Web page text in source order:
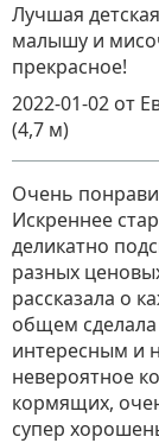
Лучшая
малышу и
прекрасное!
2022-01-02 от
(4,7 м)
Очень
Искреннее
деликатно
разных
рассказала о
общем
интересным и
невероятное
кормящих,
супер